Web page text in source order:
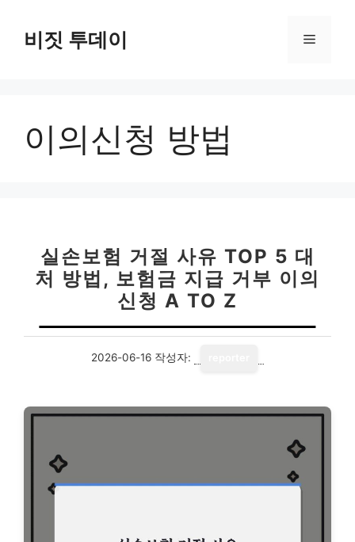
비짓 투데이 메
이의신청 방법
실손보험 거절 사유 TOP 5 대
처 방법, 보험금 지급 거부 이의
신청 A TO Z
2026-06-16 작성자: